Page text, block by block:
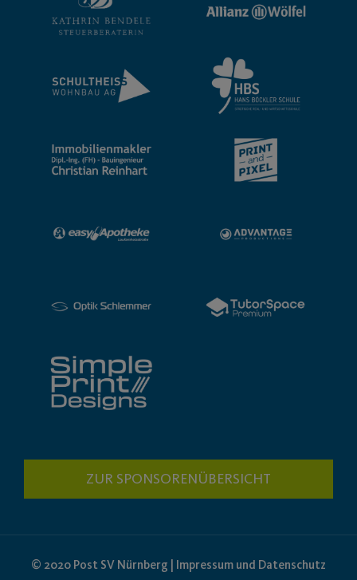
ZUR SPONSORENÜBERSICHT
© 2020 Post SV Nürnberg | Impressum und Datenschutz